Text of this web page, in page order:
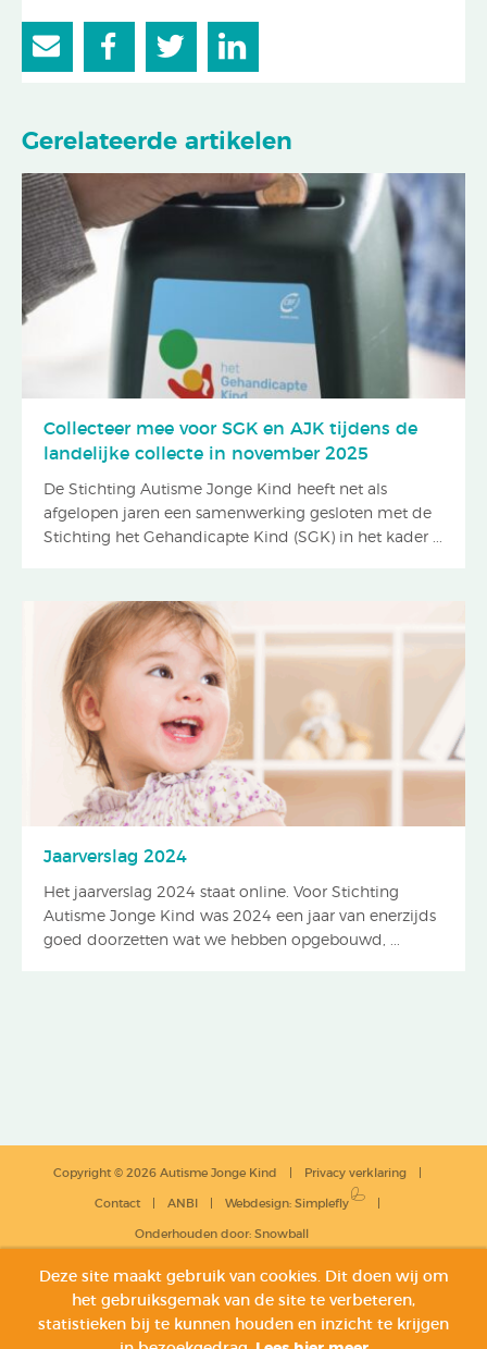
Gerelateerde artikelen
Collecteer mee voor SGK en AJK tijdens de
landelijke collecte in november 2025
De Stichting Autisme Jonge Kind heeft net als
afgelopen jaren een samenwerking gesloten met de
Stichting het Gehandicapte Kind (SGK) in het kader ...
Jaarverslag 2024
Het jaarverslag 2024 staat online. Voor Stichting
Autisme Jonge Kind was 2024 een jaar van enerzijds
goed doorzetten wat we hebben opgebouwd, ...
Copyright © 2026 Autisme Jonge Kind Privacy verklaring
Contact ANBI Webdesign: Simplefly
Onderhouden door: Snowball
Deze site maakt gebruik van cookies. Dit doen wij om
het gebruiksgemak van de site te verbeteren,
statistieken bij te kunnen houden en inzicht te krijgen